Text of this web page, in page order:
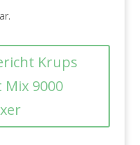
Krups
Mix 9000